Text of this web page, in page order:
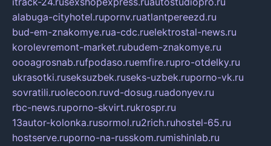
alabuga-cityhotel.rupornv.ruatlantpereezd.ru
bud-em-znakomye.rua-cdc.ruelektrostal-news.ru
korolevremont-market.rubudem-znakomye.ru
oooagrosnab.rufpodaso.ruemfire.rupro-otdelky.ru
ukrasotki.ruseksuzbek.ruseks-uzbek.ruporno-vk.ru
sovratili.ruolecoon.ruvd-dosug.ruadonyev.ru
rbc-news.ruporno-skvirt.rukrospr.ru
13autor-kolonka.rusormol.ru2rich.ruhostel-65.ru
hostserve.ruporno-na-russkom.rumishinlab.ru